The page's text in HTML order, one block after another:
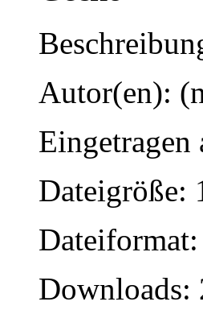
Autor(en):
Eingetragen
Dateigröße:
Downloads: